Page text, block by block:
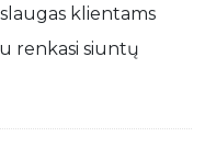
klientams
renkasi siuntų